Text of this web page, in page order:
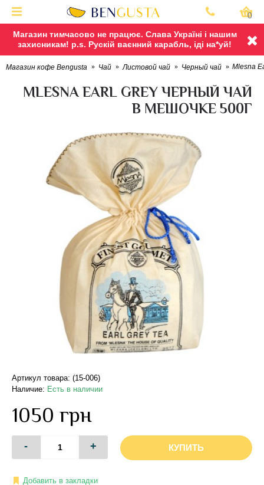
Магазин тимчасово не працює. Слава Україні і нашим
захисникам! p.s. Рускій ваєнний карабль, іді на*уй!
0
Магазин кофе Bengusta Чай Листовой чай Черный чай Mlesna
MLESNA EARL GREY ЧЕРНЫЙ ЧАЙ
В МЕШОЧКЕ 500Г
Артикул товара: (15-006)
Наличие: Есть в наличии
1050 грн
- + КУПИТЬ
Добавить в закладки